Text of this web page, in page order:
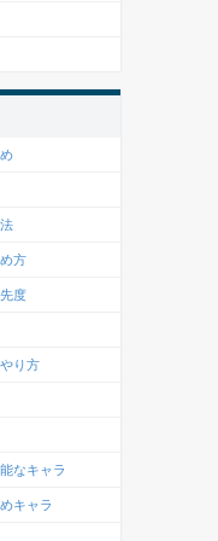
方
度
り方
なキャラ
キャラ